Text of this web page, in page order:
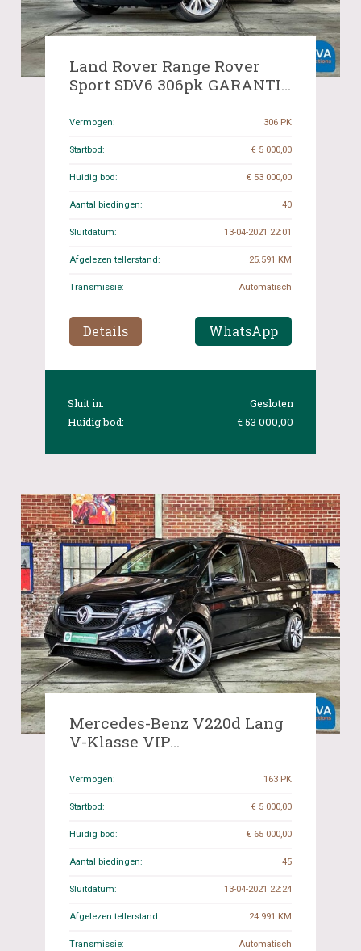
Land Rover Range Rover
Sport SDV6 306pk GARANTIE
Vermogen: 306 PK
Startbod: € 5 000,00
Huidig bod: € 53 000,00
Aantal biedingen: 40
Sluitdatum: 13-04-2021 22:01
Afgelezen tellerstand: 25.591 KM
Transmissie: Automatisch
Details WhatsApp
Sluit in:
Gesloten
Huidig bod:
€ 53 000,00
Mercedes-Benz V220d Lang
V-Klasse VIP
TT
Vermogen: 163 PK
Startbod: € 5 000,00
Huidig bod: € 65 000,00
Aantal biedingen: 45
Sluitdatum: 13-04-2021 22:24
Afgelezen tellerstand: 24.991 KM
Transmissie: Automatisch